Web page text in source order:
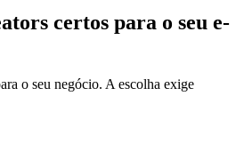
certos para o seu e-
o seu negócio. A escolha exige